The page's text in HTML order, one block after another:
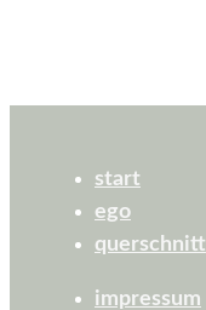
start
ego
querschnitt
impressum